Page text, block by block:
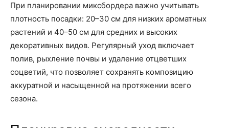
При планировании миксбордера важно учитывать
плотность посадки: 20–30 см для низких ароматных
растений и 40–50 см для средних и высоких
декоративных видов. Регулярный уход включает
полив, рыхление почвы и удаление отцветших
соцветий, что позволяет сохранять композицию
аккуратной и насыщенной на протяжении всего
сезона.